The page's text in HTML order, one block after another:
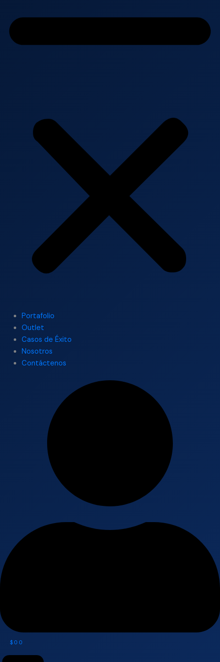
Portafolio
Outlet
Casos de Éxito
Nosotros
Contáctenos
$ 0 0